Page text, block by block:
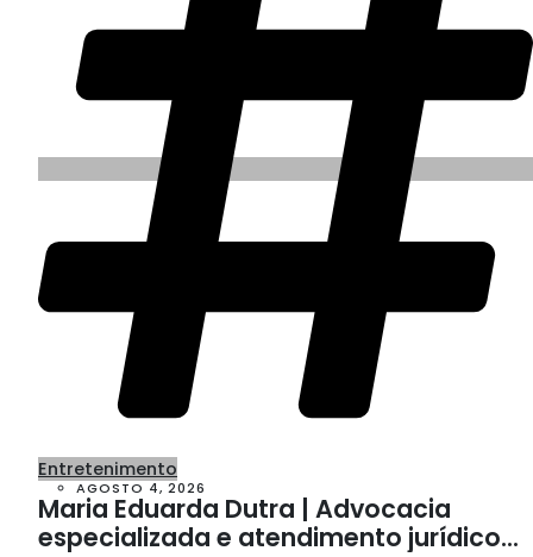
Entretenimento
AGOSTO 4, 2026
Maria Eduarda Dutra | Advocacia
especializada e atendimento jurídico